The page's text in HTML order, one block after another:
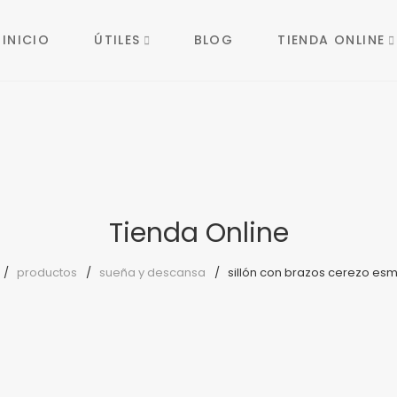
INICIO ÚTILES BLOG TIENDA ONLINE
Tienda Online
productos sueña y descansa sillón con brazos cerezo